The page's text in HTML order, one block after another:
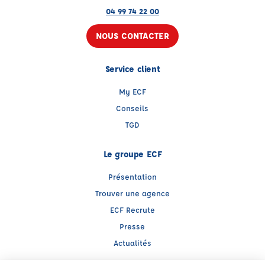
04 99 74 22 00
NOUS CONTACTER
Service client
My ECF
Conseils
TGD
Le groupe ECF
Présentation
Trouver une agence
ECF Recrute
Presse
Actualités